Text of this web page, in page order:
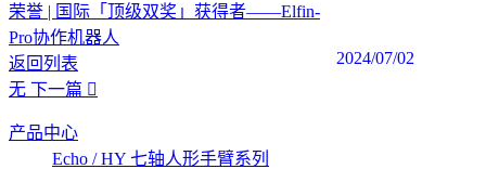
荣誉 | 国际「顶级双奖」获得者——Elfin-
Pro协作机器人
2024/07/02
返回列表
无 下一篇
产品中心
Echo / HY 七轴人形手臂系列